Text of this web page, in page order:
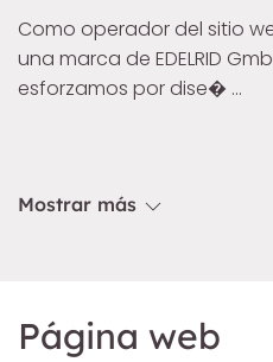
Como operador del sitio
una marca de EDELRID
esforzamos por dise� …
Mostrar más
Página web